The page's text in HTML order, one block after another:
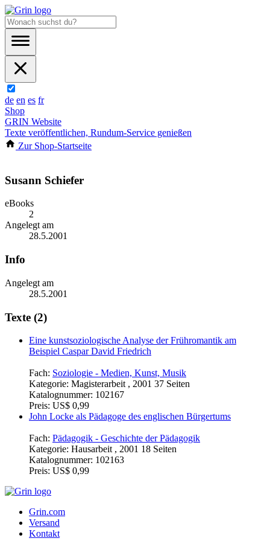
de en es fr
Shop
GRIN Website
Texte veröffentlichen, Rundum-Service genießen
Zur Shop-Startseite
Susann Schiefer
eBooks
2
Angelegt am
28.5.2001
Info
Angelegt am
28.5.2001
Texte (2)
Eine kunstsoziologische Analyse der Frühromantik am
Beispiel Caspar David Friedrich
Fach: Soziologie - Medien, Kunst, Musik
Kategorie: Magisterarbeit , 2001 37 Seiten
Katalognummer: 102167
Preis: US$ 0,99
John Locke als Pädagoge des englischen Bürgertums
Fach: Pädagogik - Geschichte der Pädagogik
Kategorie: Hausarbeit , 2001 18 Seiten
Katalognummer: 102163
Preis: US$ 0,99
Grin.com
Versand
Kontakt